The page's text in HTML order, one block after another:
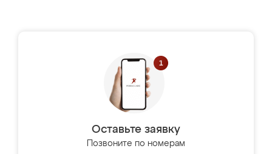
Оставьте заявку
Позвоните по номерам